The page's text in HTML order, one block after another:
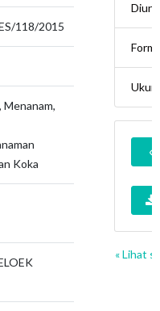
118/2015
Koka
« Lihat